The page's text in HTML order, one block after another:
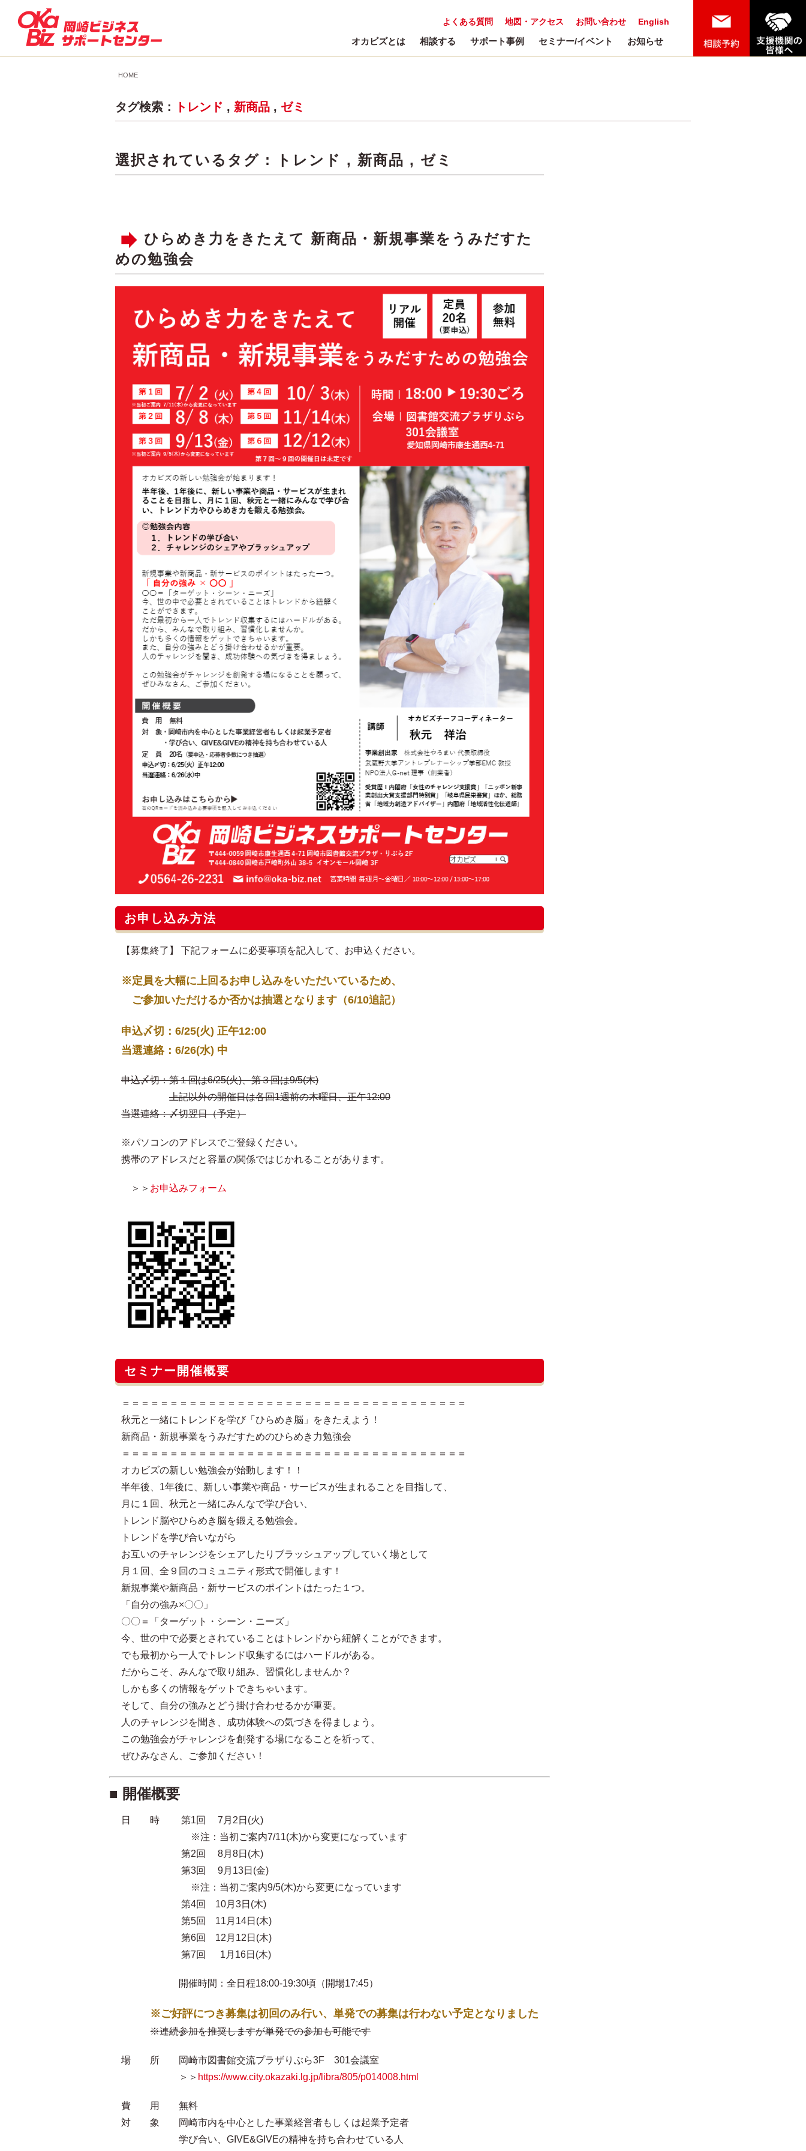
English
お問い合わせ
地図・アクセス
よくある質問
オカビズとは 相談する サポート事例 セミナー/イベント お知らせ
HOME
タグ検索： トレンド , 新商品 , ゼミ
選択されているタグ : トレンド , 新商品 , ゼミ
ひらめき力をきたえて 新商品・新規事業をうみだすた
めの勉強会
お申し込み方法
【募集終了】 下記フォームに必要事項を記入して、お申込ください。
※定員を大幅に上回るお申し込みをいただいているため、
ご参加いただけるか否かは抽選となります（6/10追記）
申込〆切：6/25(火) 正午12:00
当選連絡：6/26(水) 中
申込〆切：第１回は6/25(火)、第３回は9/5(木)
上記以外の開催日は各回1週前の木曜日、正午12:00
当選連絡：〆切翌日（予定）
※パソコンのアドレスでご登録ください。
携帯のアドレスだと容量の関係ではじかれることがあります。
＞＞ お申込みフォーム
セミナー開催概要
＝＝＝＝＝＝＝＝＝＝＝＝＝＝＝＝＝＝＝＝＝＝＝＝＝＝＝＝＝＝＝＝＝＝＝＝
秋元と一緒にトレンドを学び「ひらめき脳」をきたえよう！
新商品・新規事業をうみだすためのひらめき力勉強会
＝＝＝＝＝＝＝＝＝＝＝＝＝＝＝＝＝＝＝＝＝＝＝＝＝＝＝＝＝＝＝＝＝＝＝＝
オカビズの新しい勉強会が始動します！！
半年後、1年後に、新しい事業や商品・サービスが生まれることを目指して、
月に１回、秋元と一緒にみんなで学び合い、
トレンド脳やひらめき脳を鍛える勉強会。
トレンドを学び合いながら
お互いのチャレンジをシェアしたりブラッシュアップしていく場として
月１回、全９回のコミュニティ形式で開催します！
新規事業や新商品・新サービスのポイントはたった１つ。
「自分の強み×〇〇」
〇〇＝「ターゲット・シーン・ニーズ」
今、世の中で必要とされていることはトレンドから紐解くことができます。
でも最初から一人でトレンド収集するにはハードルがある。
だからこそ、みんなで取り組み、習慣化しませんか？
しかも多くの情報をゲットできちゃいます。
そして、自分の強みとどう掛け合わせるかが重要。
人のチャレンジを聞き、成功体験への気づきを得ましょう。
この勉強会がチャレンジを創発する場になることを祈って、
ぜひみなさん、ご参加ください！
■ 開催概要
日 時 第1回 7月2日(火)
※注：当初ご案内7/11(木)から変更になっています
第2回 8月8日(木)
第3回 9月13日(金)
※注：当初ご案内9/5(木)から変更になっています
第4回 10月3日(木)
第5回 11月14日(木)
第6回 12月12日(木)
第7回 1月16日(木)
開催時間：全日程18:00-19:30頃（開場17:45）
※ご好評につき募集は初回のみ行い、単発での募集は行わない予定となりました
※連続参加を推奨しますが単発での参加も可能です
場 所 岡崎市図書館交流プラザりぶら3F 301会議室
＞＞ https://www.city.okazaki.lg.jp/libra/805/p014008.html
費 用 無料
対 象 岡崎市内を中心とした事業経営者もしくは起業予定者
学び合い、GIVE&GIVEの精神を持ち合わせている人